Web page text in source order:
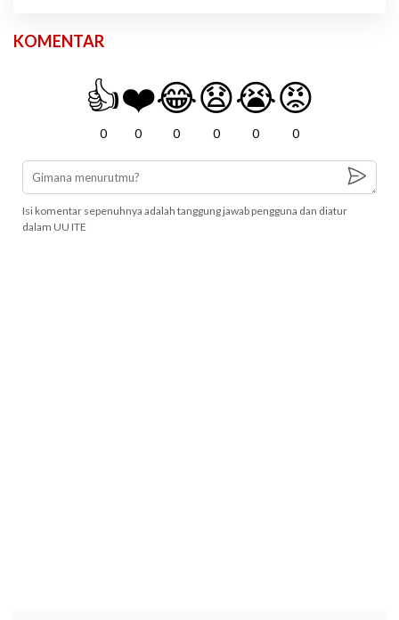
KOMENTAR
👍
0
❤️
0
😂
0
😧
0
😭
0
😡
0
Isi komentar sepenuhnya adalah tanggung jawab pengguna dan diatur
dalam UU ITE